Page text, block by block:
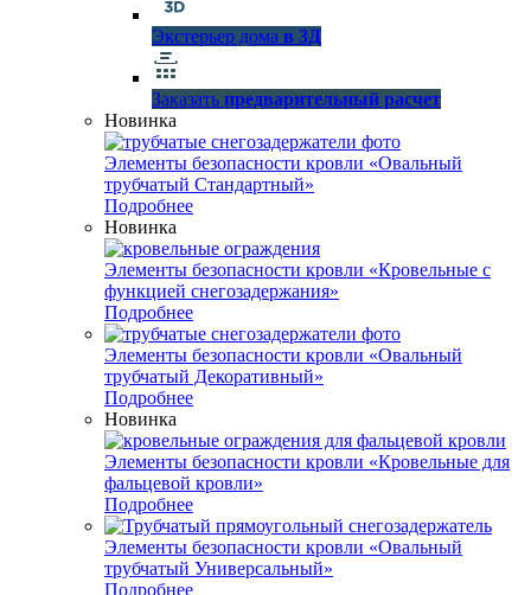
Экстерьер дома в 3Д
Заказать предварительный расчет
Новинка
Элементы безопасности кровли «Овальный
трубчатый Стандартный»
Подробнее
Новинка
Элементы безопасности кровли «Кровельные с
функцией снегозадержания»
Подробнее
Элементы безопасности кровли «Овальный
трубчатый Декоративный»
Подробнее
Новинка
Элементы безопасности кровли «Кровельные для
фальцевой кровли»
Подробнее
Элементы безопасности кровли «Овальный
трубчатый Универсальный»
Подробнее